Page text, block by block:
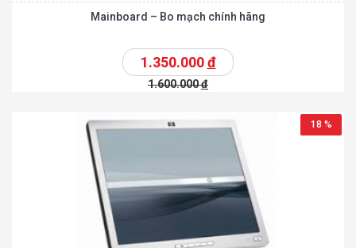
Mainboard – Bo mạch chính hãng
1.350.000đ
1.600.000đ
18 %